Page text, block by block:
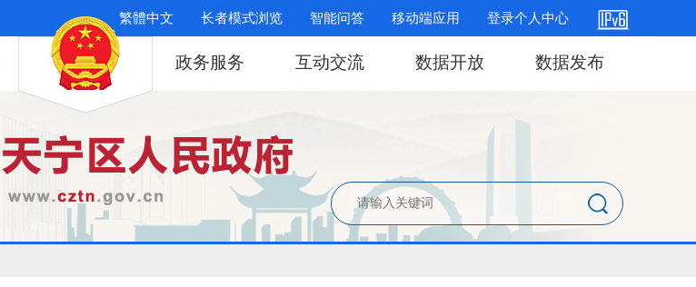
繁體中文 长者模式浏览 智能问答 移动端应用 登录个人中心
政务服务 互动交流 数据开放 数据发布